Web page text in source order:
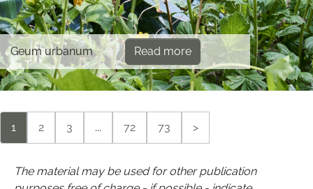
Geum urbanum Read more
1 2 3 ... 72 73 >
The material may be used for other publication